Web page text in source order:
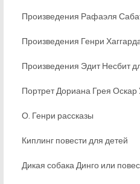
Произведения Рафаэля
Произведения Генри
Произведения Эдит Несбит
Портрет Дориана Грея Оскар
О. Генри рассказы
Киплинг повести для детей
Дикая собака Динго или